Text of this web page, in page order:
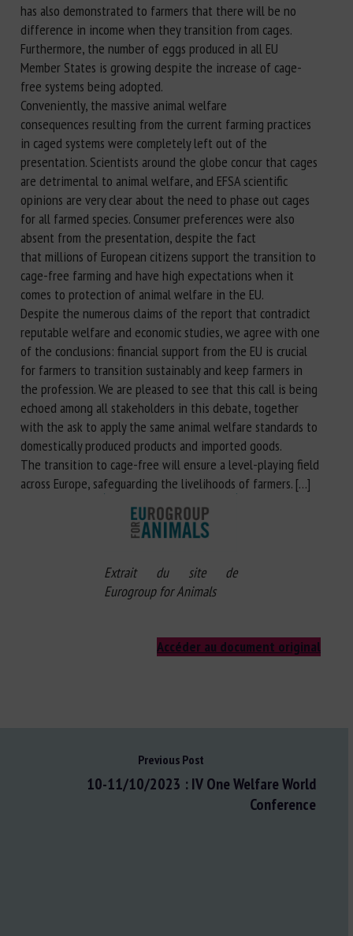
has also demonstrated to farmers that there will be no
difference in income when they transition from cages.
Furthermore, the number of eggs produced in all EU
Member States is growing despite the increase of cage-
free systems being adopted.
Conveniently, the massive animal welfare
consequences resulting from the current farming practices
in caged systems were completely left out of the
presentation. Scientists around the globe concur that cages
are detrimental to animal welfare, and EFSA scientific
opinions are very clear about the need to phase out cages
for all farmed species. Consumer preferences were also
absent from the presentation, despite the fact
that millions of European citizens support the transition to
cage-free farming and have high expectations when it
comes to protection of animal welfare in the EU.
Despite the numerous claims of the report that contradict
reputable welfare and economic studies, we agree with one
of the conclusions: financial support from the EU is crucial
for farmers to transition sustainably and keep farmers in
the profession. We are pleased to see that this call is being
echoed among all stakeholders in this debate, together
with the ask to apply the same animal welfare standards to
domestically produced products and imported goods.
The transition to cage-free will ensure a level-playing field
across Europe, safeguarding the livelihoods of farmers. […]
Extrait du site de
Eurogroup for Animals
Accéder au document original
Previous Post
10-11/10/2023 : IV One Welfare World
Conference